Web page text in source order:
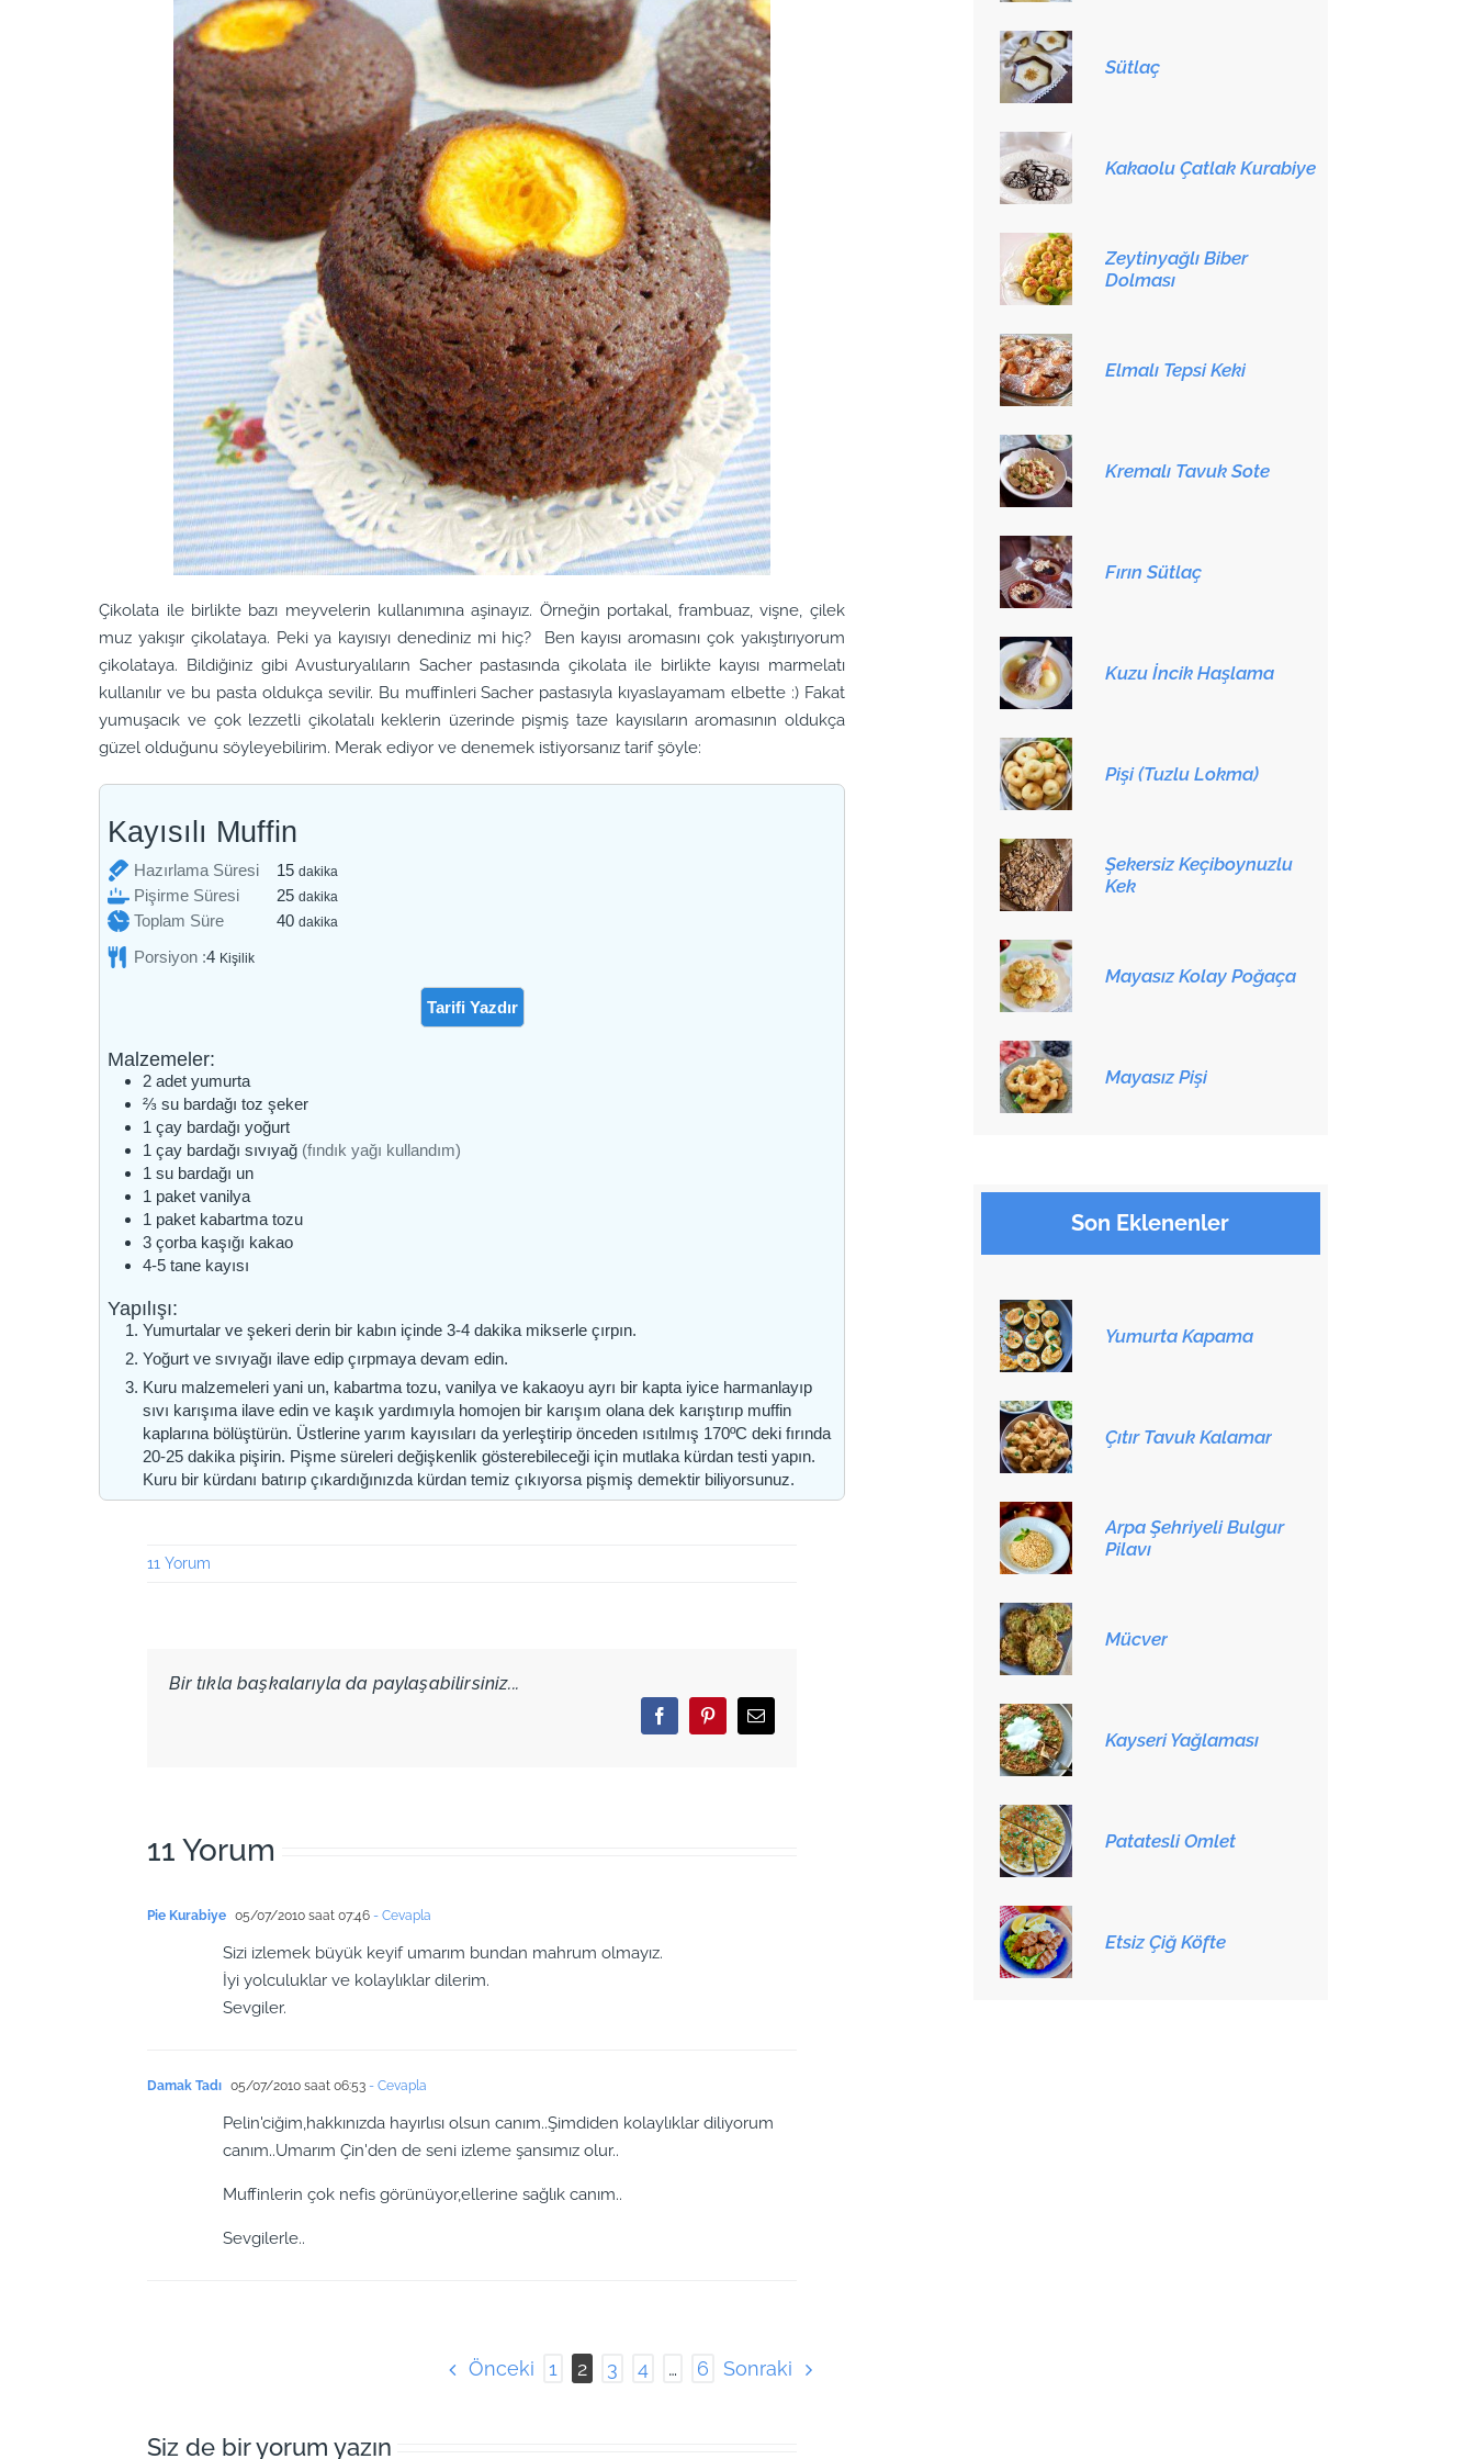
Çikolata ile birlikte bazı meyvelerin kullanımına aşinayız. Örneğin portakal, frambuaz, vişne, çilek
muz yakışır çikolataya. Peki ya kayısıyı denediniz mi hiç? Ben kayısı aromasını çok yakıştırıyorum
çikolataya. Bildiğiniz gibi Avusturyalıların Sacher pastasında çikolata ile birlikte kayısı marmelatı
kullanılır ve bu pasta oldukça sevilir. Bu muffinleri Sacher pastasıyla kıyaslayamam elbette :) Fakat
yumuşacık ve çok lezzetli çikolatalı keklerin üzerinde pişmiş taze kayısıların aromasının oldukça
güzel olduğunu söyleyebilirim. Merak ediyor ve denemek istiyorsanız tarif şöyle:
Kayısılı Muffin
Hazırlama Süresi 15dakika
dakika
Pişirme Süresi 25dakika
dakika
Toplam Süre 40dakika
dakika
Porsiyon :4 Kişilik
Tarifi Yazdır
Malzemeler:
2 adet yumurta
⅔su bardağı toz şeker
1 çay bardağı yoğurt
1 çay bardağı sıvıyağ (fındık yağı kullandım)
1 su bardağı un
1 paket vanilya
1 paket kabartma tozu
3 çorba kaşığı kakao
4-5 tane kayısı
Yapılışı:
Yumurtalar ve şekeri derin bir kabın içinde 3-4 dakika mikserle çırpın.
Yoğurt ve sıvıyağı ilave edip çırpmaya devam edin.
Kuru malzemeleri yani un, kabartma tozu, vanilya ve kakaoyu ayrı bir kapta iyice harmanlayıp
sıvı karışıma ilave edin ve kaşık yardımıyla homojen bir karışım olana dek karıştırıp muffin
kaplarına bölüştürün. Üstlerine yarım kayısıları da yerleştirip önceden ısıtılmış 170ºC deki fırında
20-25 dakika pişirin. Pişme süreleri değişkenlik gösterebileceği için mutlaka kürdan testi yapın.
Kuru bir kürdanı batırıp çıkardığınızda kürdan temiz çıkıyorsa pişmiş demektir biliyorsunuz.
11 Yorum
Bir tıkla başkalarıyla da paylaşabilirsiniz...
FacebookPinterestEmail
11 Yorum
Pie Kurabiye 05/07/2010 saat 07:46 - Cevapla
Sizi izlemek büyük keyif umarım bundan mahrum olmayız.
İyi yolculuklar ve kolaylıklar dilerim.
Sevgiler.
Damak Tadı 05/07/2010 saat 06:53 - Cevapla
Pelin'ciğim,hakkınızda hayırlısı olsun canım..Şimdiden kolaylıklar diliyorum
canım..Umarım Çin'den de seni izleme şansımız olur..
Muffinlerin çok nefis görünüyor,ellerine sağlık canım..
Sevgilerle..
Önceki 1 2 3 4 … 6 Sonraki
Siz de bir yorum yazın
Sütlaç
Kakaolu Çatlak Kurabiye
Zeytinyağlı Biber
Dolması
Elmalı Tepsi Keki
Kremalı Tavuk Sote
Fırın Sütlaç
Kuzu İncik Haşlama
Pişi (Tuzlu Lokma)
Şekersiz Keçiboynuzlu
Kek
Mayasız Kolay Poğaça
Mayasız Pişi
Son Eklenenler
Yumurta Kapama
Çıtır Tavuk Kalamar
Arpa Şehriyeli Bulgur
Pilavı
Mücver
Kayseri Yağlaması
Patatesli Omlet
Etsiz Çiğ Köfte